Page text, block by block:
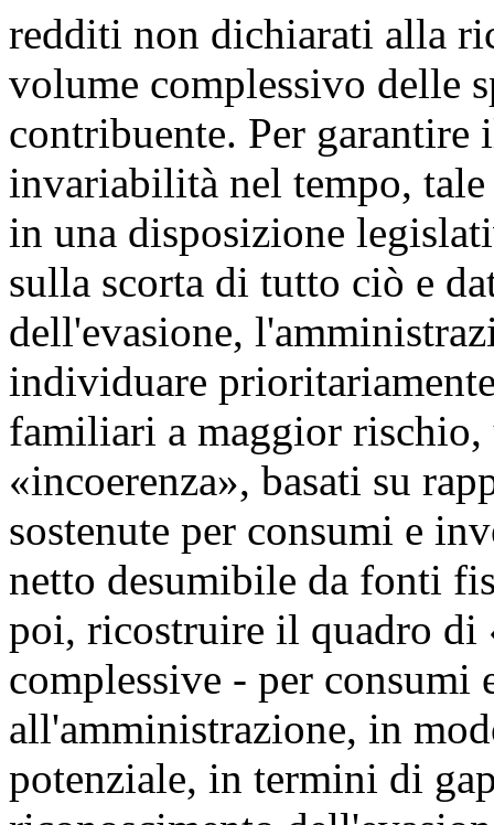
redditi non dichiarati alla
volume complessivo delle
contribuente. Per garantire
invariabilità nel tempo, tale
in una disposizione
sulla scorta di tutto ciò e
dell'evasione,
individuare
familiari a maggior
«incoerenza», basati su
sostenute per consumi e
netto desumibile da fonti
poi, ricostruire il quadro di
complessive - per
all'amministrazione, in
potenziale, in termini di